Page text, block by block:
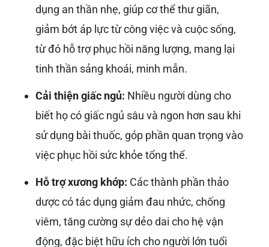
dụng an thần nhẹ, giúp cơ thể thư giãn,
giảm bớt áp lực từ công việc và cuộc sống,
từ đó hỗ trợ phục hồi năng lượng, mang lại
tinh thần sảng khoái, minh mẫn.
Cải thiện giấc ngủ: Nhiều người dùng cho
biết họ có giấc ngủ sâu và ngon hơn sau khi
sử dụng bài thuốc, góp phần quan trọng vào
việc phục hồi sức khỏe tổng thể.
Hỗ trợ xương khớp: Các thành phần thảo
dược có tác dụng giảm đau nhức, chống
viêm, tăng cường sự dẻo dai cho hệ vận
động, đặc biệt hữu ích cho người lớn tuổi